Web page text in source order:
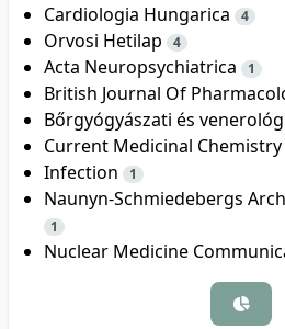
Cardiologia Hungarica 4
Orvosi Hetilap 4
Acta Neuropsychiatrica 1
British Journal Of
Bőrgyógyászati és
Current Medicinal Chemistry
Infection 1
Naunyn-Schmiedebergs
1
Nuclear Medicine